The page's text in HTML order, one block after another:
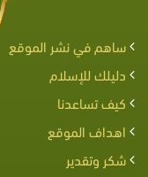
ساهم في نشر الموقع
دليلك للإسلام
كيف تساعدنا
اهداف الموقع
شكر وتقدير